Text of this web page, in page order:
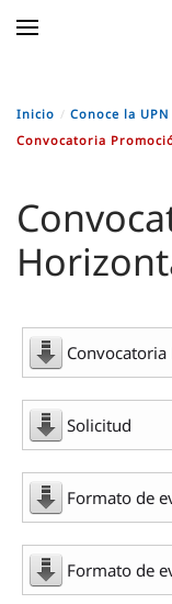
Inicio Conoce la UPN
Convocatoria
Solicitud
Formato de
Formato de